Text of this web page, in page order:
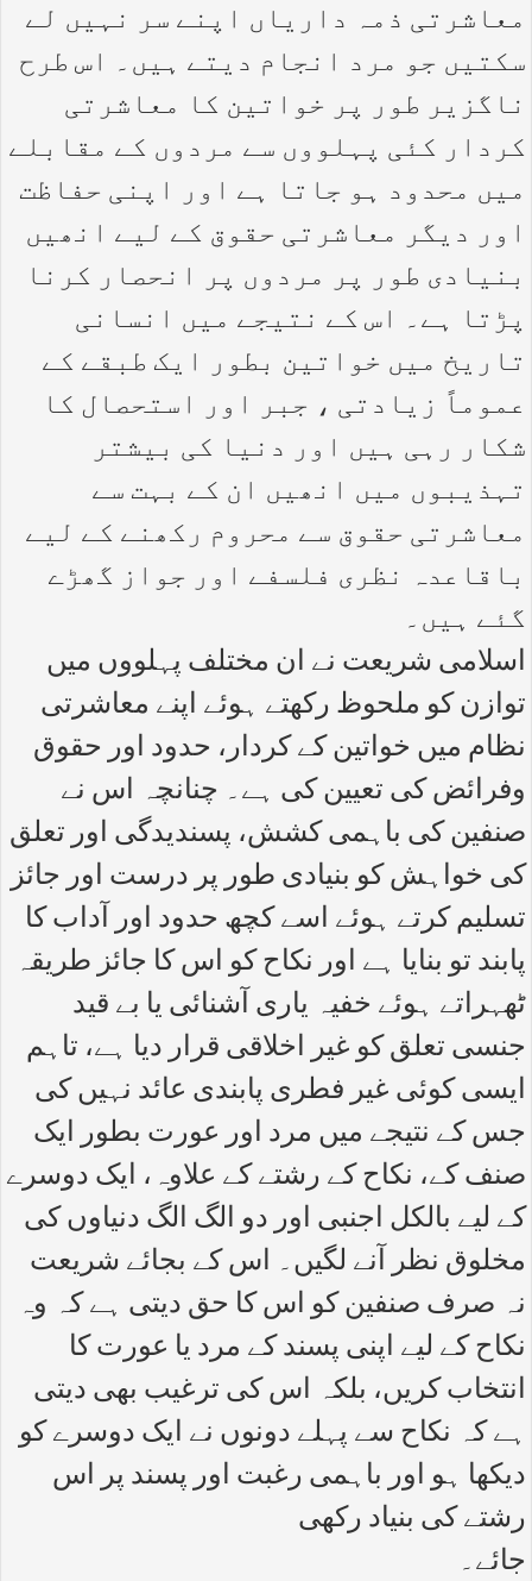
معاشرتی ذمہ داریاں اپنے سر نہیں لے
سکتیں جو مرد انجام دیتے ہیں۔ اس طرح
ناگزیر طور پر خواتین کا معاشرتی
کردار کئی پہلووں سے مردوں کے مقابلے
میں محدود ہو جاتا ہے اور اپنی حفاظت
اور دیگر معاشرتی حقوق کے لیے انھیں
بنیادی طور پر مردوں پر انحصار کرنا
پڑتا ہے۔ اس کے نتیجے میں انسانی
تاریخ میں خواتین بطور ایک طبقے کے
عموماً زیادتی ، جبر اور استحصال کا
شکار رہی ہیں اور دنیا کی بیشتر
تہذیبوں میں انھیں ان کے بہت سے
معاشرتی حقوق سے محروم رکھنے کے لیے
باقاعدہ نظری فلسفے اور جواز گھڑے
گئے ہیں۔
اسلامی شریعت نے ان مختلف پہلووں میں
توازن کو ملحوظ رکھتے ہوئے اپنے معاشرتی
نظام میں خواتین کے کردار، حدود اور حقوق
وفرائض کی تعیین کی ہے۔ چنانچہ اس نے
صنفین کی باہمی کشش، پسندیدگی اور تعلق
کی خواہش کو بنیادی طور پر درست اور جائز
تسلیم کرتے ہوئے اسے کچھ حدود اور آداب کا
پابند تو بنایا ہے اور نکاح کو اس کا جائز طریقہ
ٹھہراتے ہوئے خفیہ یاری آشنائی یا بے قید
جنسی تعلق کو غیر اخلاقی قرار دیا ہے، تاہم
ایسی کوئی غیر فطری پابندی عائد نہیں کی
جس کے نتیجے میں مرد اور عورت بطور ایک
صنف کے، نکاح کے رشتے کے علاوہ، ایک دوسرے
کے لیے بالکل اجنبی اور دو الگ الگ دنیاوں کی
مخلوق نظر آنے لگیں۔ اس کے بجائے شریعت
نہ صرف صنفین کو اس کا حق دیتی ہے کہ وہ
نکاح کے لیے اپنی پسند کے مرد یا عورت کا
انتخاب کریں، بلکہ اس کی ترغیب بھی دیتی
ہے کہ نکاح سے پہلے دونوں نے ایک دوسرے کو
دیکھا ہو اور باہمی رغبت اور پسند پر اس
رشتے کی بنیاد رکھی
جائے۔